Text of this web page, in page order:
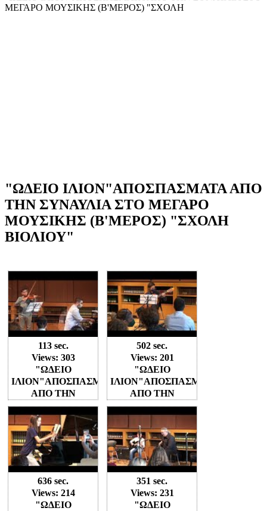
ΜΕΓΑΡΟ ΜΟΥΣΙΚΗΣ (Β'ΜΕΡΟΣ) "ΣΧΟΛΗ
"ΩΔΕΙΟ ΙΛΙΟΝ"ΑΠΟΣΠΑΣΜΑΤΑ ΑΠΟ
ΤΗΝ ΣΥΝΑΥΛΙΑ ΣΤΟ ΜΕΓΑΡΟ
ΜΟΥΣΙΚΗΣ (Β'ΜΕΡΟΣ) "ΣΧΟΛΗ
ΒΙΟΛΙΟΥ"
113 sec.
Views: 303
"ΩΔΕΙΟ
ΙΛΙΟΝ"ΑΠΟΣΠΑΣΜΑΤΑ
ΑΠΟ ΤΗΝ
ΣΥΝΑΥΛΙΑ ΣΤΟ
ΜΕΓΑΡΟ
ΜΟΥΣΙΚΗΣ
(Β'ΜΕΡΟΣ)
"ΣΧΟΛΗ
ΒΙΟΛΙΟΥ"
502 sec.
Views: 201
"ΩΔΕΙΟ
ΙΛΙΟΝ"ΑΠΟΣΠΑΣΜΑΤΑ
ΑΠΟ ΤΗΝ
ΣΥΝΑΥΛΙΑ ΣΤΟ
ΜΕΓΑΡΟ
ΜΟΥΣΙΚΗΣ
(Β'ΜΕΡΟΣ)
"ΣΧΟΛΗ
ΚΛΑΣΣΙΚΗΣ
ΚΙΘΑΡΑΣ"
636 sec.
Views: 214
"ΩΔΕΙΟ
351 sec.
Views: 231
"ΩΔΕΙΟ